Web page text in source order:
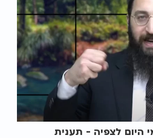
היום לצפיה - תענית